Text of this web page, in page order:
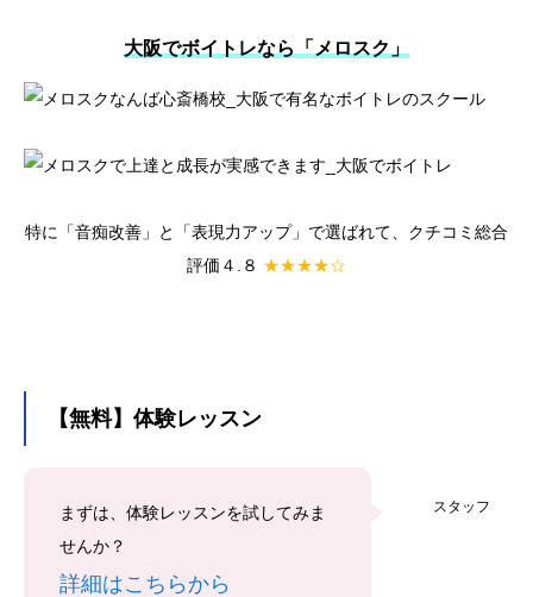
大阪でボイトレなら「メロスク」
特に「音痴改善」と「表現力アップ」で選ばれて、クチコミ総合
評価４.８ ★★★★☆
【無料】体験レッスン
スタッフ
まずは、体験レッスンを試してみま
せんか？
詳細はこちらから